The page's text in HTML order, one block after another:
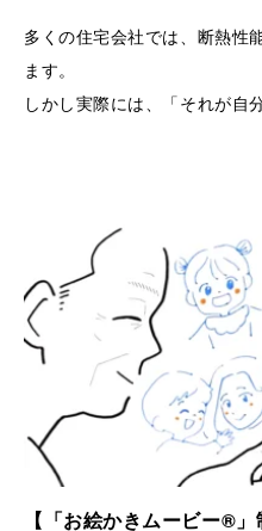
多くの住宅会社では、断熱性
ます。
しかし実際には、「それが自
か」が伝わりにくく、お客
そこで本作品では、「子ども
う、多くの子育て世代が共
た。
そして、家づくりを通して健
追体験していただくことで、
「空気の質」「見えない部分
づくり」の大切さを、感情と
構成になっています。
【「お絵かきムービー®